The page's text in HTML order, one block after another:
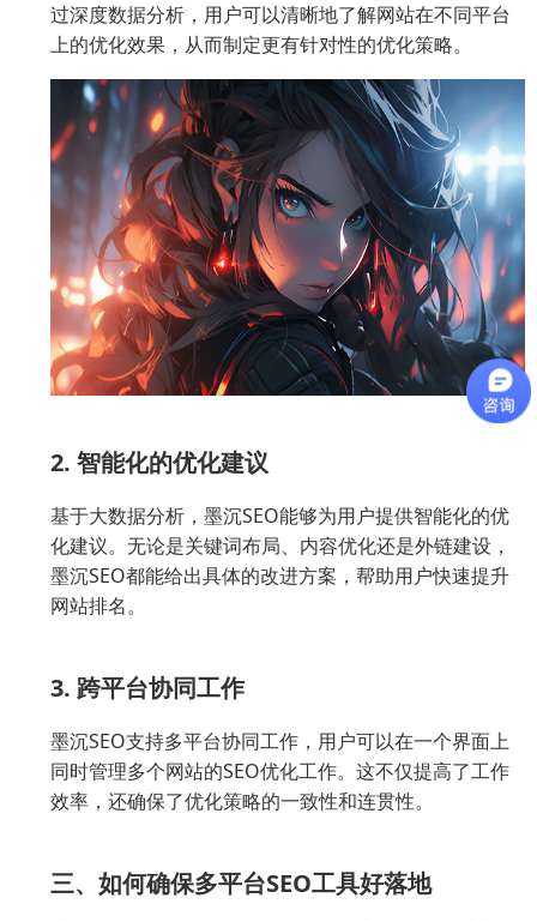
过深度数据分析，用户可以清晰地了解网站在不同平台
上的优化效果，从而制定更有针对性的优化策略。
2. 智能化的优化建议
基于大数据分析，墨沉SEO能够为用户提供智能化的优
化建议。无论是关键词布局、内容优化还是外链建设，
墨沉SEO都能给出具体的改进方案，帮助用户快速提升
网站排名。
3. 跨平台协同工作
墨沉SEO支持多平台协同工作，用户可以在一个界面上
同时管理多个网站的SEO优化工作。这不仅提高了工作
效率，还确保了优化策略的一致性和连贯性。
三、如何确保多平台SEO工具好落地